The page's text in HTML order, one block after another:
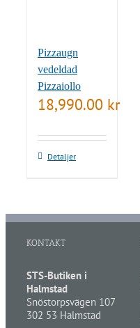
Pizzaugn
vedeldad
Pizzaiollo
18,990.00 kr
Detaljer
KONTAKT
STS-Butiken i
Halmstad
Snöstorpsvägen 107
302 53 Halmstad